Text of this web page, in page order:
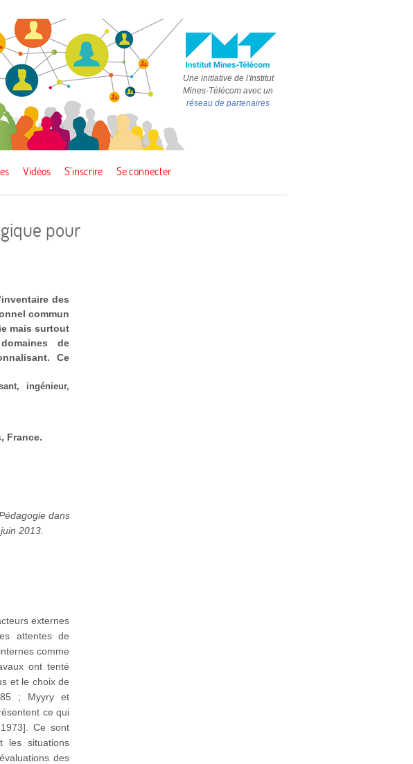
Une initiative de l'Institut
Mines-Télécom avec un
réseau de partenaires
Vidéos S’inscrire Se connecter
pour
des
commun
mais surtout
de
Ce
ingénieur,
France.
dans
2013.
externes
attentes de
comme
ont tenté
et le choix de
; Myyry et
ce qui
Ce sont
les situations
des